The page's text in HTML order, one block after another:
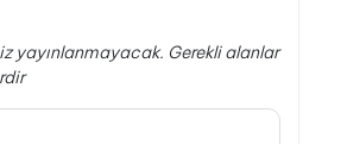
yayınlanmayacak. Gerekli alanlar